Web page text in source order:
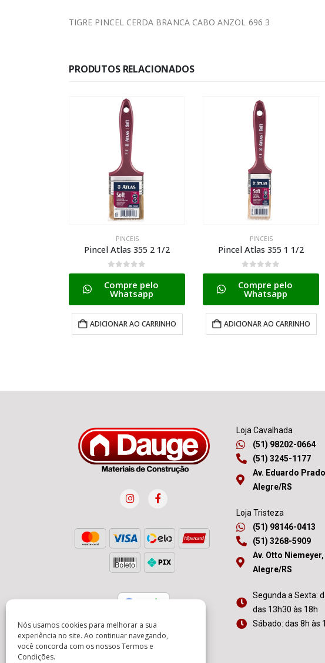
Nós usamos cookies para melhorar a sua
experiência no site. Ao continuar navegando,
você concorda com os nossosTermos e
Condições.
TIGRE PINCEL CERDA BRANCA CABO ANZOL 696 3
PRODUTOS RELACIONADOS
PINCEIS
Pincel Atlas 355 1 1/2
0de 5
Compre pelo
Whatsapp
ADICIONAR AO CARRINHO
PINCEIS
Pincel Atlas 355 3/4
0de 5
Compre pelo
Whatsapp
ADICIONAR AO CARRINHO
Loja Cavalhada
(51) 98202-0664
(51) 3245-1177
Av. Eduardo
Alegre/RS
Loja Tristeza
(51) 98146-0413
(51) 3268-5909
Av. Otto
Alegre/RS
Segunda a Sexta:
das 13h30 às 18h
Sábado: das 8h às